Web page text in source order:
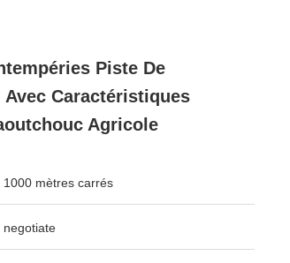
Piste De
Avec Caractéristiques
Agricole
1000 mètres carrés
negotiate